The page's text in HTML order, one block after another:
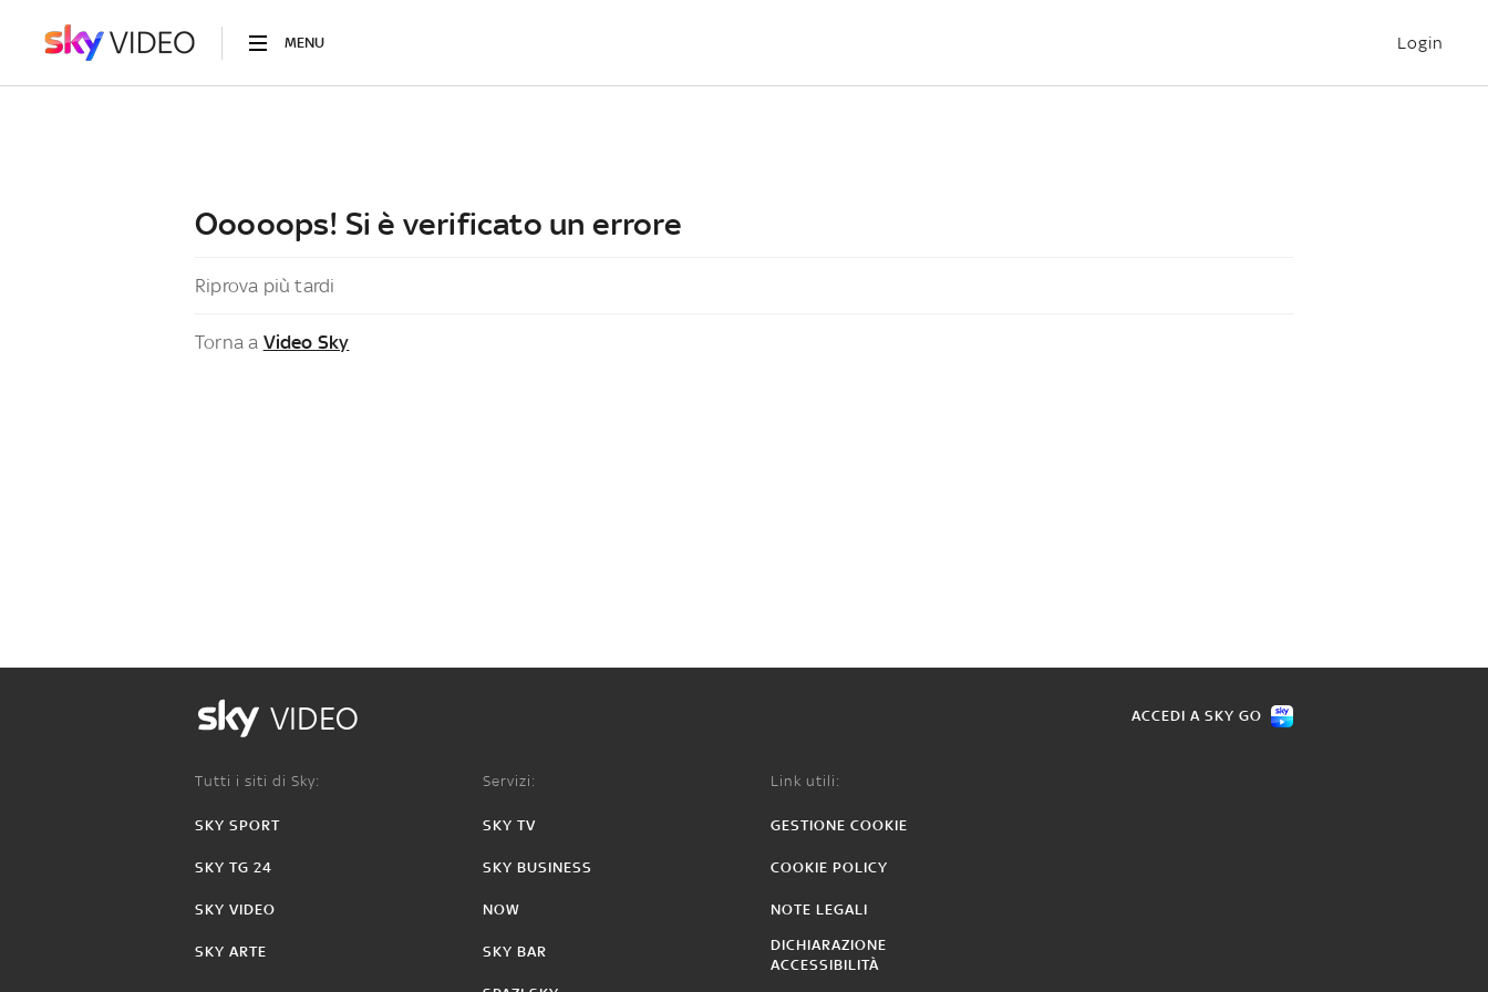
MENU Login
Ooooops! Si è verificato un errore
Riprova più tardi
Torna a Video Sky
VIDEO ACCEDI A SKY GO
Tutti i siti di Sky:
SKY SPORT
SKY TG 24
SKY VIDEO
SKY ARTE
Servizi:
SKY TV
SKY BUSINESS
NOW
SKY BAR
Link utili:
GESTIONE COOKIE
COOKIE POLICY
NOTE LEGALI
DICHIARAZIONE
ACCESSIBILITÀ